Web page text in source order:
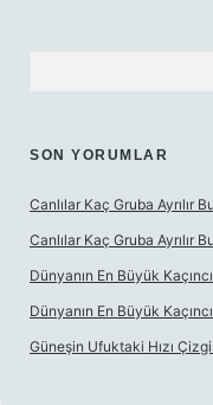
SON YORUMLAR
Canlılar Kaç Gruba Ayrılır
Canlılar Kaç Gruba Ayrılır
Dünyanın En Büyük
Dünyanın En Büyük
Güneşin Ufuktaki Hızı